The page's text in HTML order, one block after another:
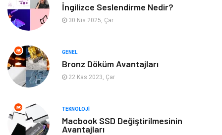
Giyim
Tekstil Genel Kültür
Turizm Spor Malzemeleri
İngilizce Seslendirme Nedir?
30 Nis 2025, Çar
GENEL
Bronz Döküm Avantajları
22 Kas 2023, Çar
TEKNOLOJI
Macbook SSD Değiştirilmesinin
Avantajları